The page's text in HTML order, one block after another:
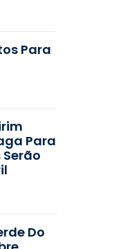
Para
Para
Do